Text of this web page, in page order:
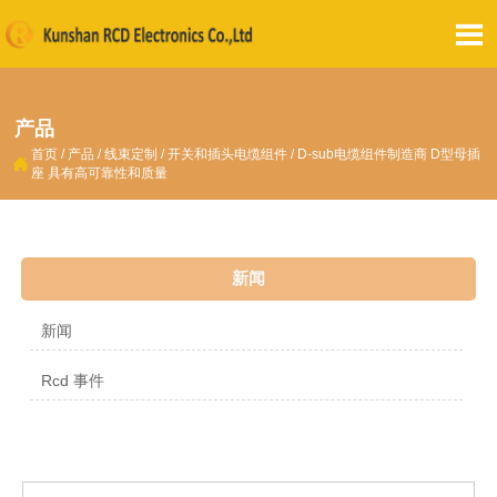

产品
 首页 / 产品 /线束定制 /开关和插头电缆组件 / D-sub电缆组件制造商 D型母插
座 具有高可靠性和质量
新闻
新闻
Rcd 事件